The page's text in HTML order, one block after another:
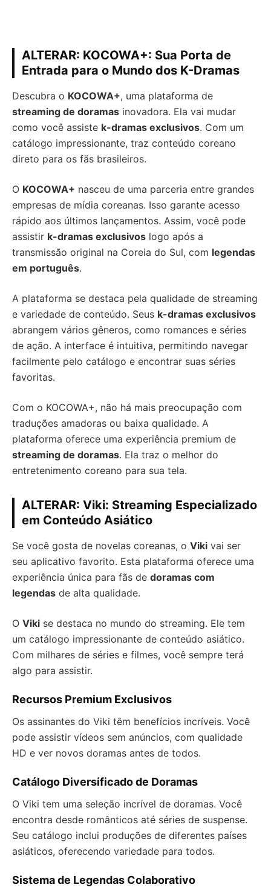
ALTERAR: KOCOWA+: Sua Porta de
Entrada para o Mundo dos K-Dramas
Descubra o KOCOWA+, uma plataforma de
streaming de doramas inovadora. Ela vai mudar
como você assiste k-dramas exclusivos. Com um
catálogo impressionante, traz conteúdo coreano
direto para os fãs brasileiros.
O KOCOWA+ nasceu de uma parceria entre grandes
empresas de mídia coreanas. Isso garante acesso
rápido aos últimos lançamentos. Assim, você pode
assistir k-dramas exclusivos logo após a
transmissão original na Coreia do Sul, com legendas
em português.
A plataforma se destaca pela qualidade de streaming
e variedade de conteúdo. Seus k-dramas exclusivos
abrangem vários gêneros, como romances e séries
de ação. A interface é intuitiva, permitindo navegar
facilmente pelo catálogo e encontrar suas séries
favoritas.
Com o KOCOWA+, não há mais preocupação com
traduções amadoras ou baixa qualidade. A
plataforma oferece uma experiência premium de
streaming de doramas. Ela traz o melhor do
entretenimento coreano para sua tela.
ALTERAR: Viki: Streaming Especializado
em Conteúdo Asiático
Se você gosta de novelas coreanas, o Viki vai ser
seu aplicativo favorito. Esta plataforma oferece uma
experiência única para fãs de doramas com
legendas de alta qualidade.
O Viki se destaca no mundo do streaming. Ele tem
um catálogo impressionante de conteúdo asiático.
Com milhares de séries e filmes, você sempre terá
algo para assistir.
Recursos Premium Exclusivos
Os assinantes do Viki têm benefícios incríveis. Você
pode assistir vídeos sem anúncios, com qualidade
HD e ver novos doramas antes de todos.
Catálogo Diversificado de Doramas
O Viki tem uma seleção incrível de doramas. Você
encontra desde românticos até séries de suspense.
Seu catálogo inclui produções de diferentes países
asiáticos, oferecendo variedade para todos.
Sistema de Legendas Colaborativo